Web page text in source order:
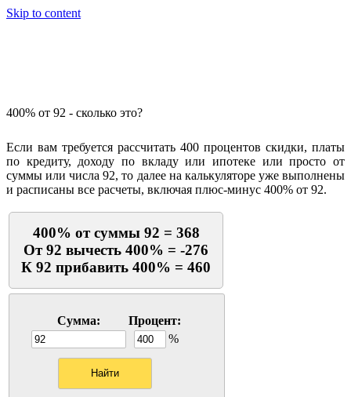
Skip to content
400% от 92 - сколько это?
Если вам требуется рассчитать 400 процентов скидки, платы
по кредиту, доходу по вкладу или ипотеке или просто от
суммы или числа 92, то далее на калькуляторе уже выполнены
и расписаны все расчеты, включая плюс-минус 400% от 92.
400% от суммы 92 = 368
От 92 вычесть 400% = -276
К 92 прибавить 400% = 460
Сумма:
Процент:
%